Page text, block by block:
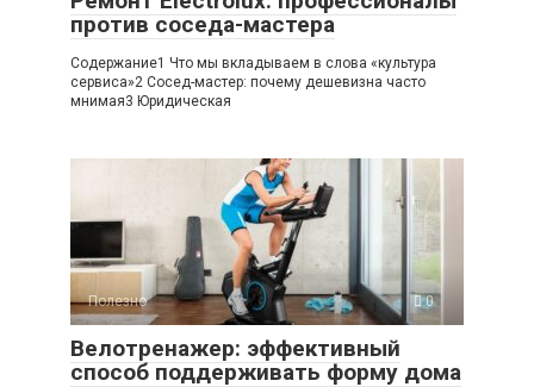
против соседа-мастера
Содержание1 Что мы вкладываем в слова «культура
сервиса»2 Сосед-мастер: почему дешевизна часто
мнимая3 Юридическая
Полезно 0
Велотренажер: эффективный
способ поддерживать форму дома